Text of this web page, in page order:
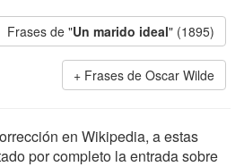
Frases de "Un marido ideal" (1895)
Frases de Oscar Wilde
en Wikipedia, a estas
por completo la entrada sobre